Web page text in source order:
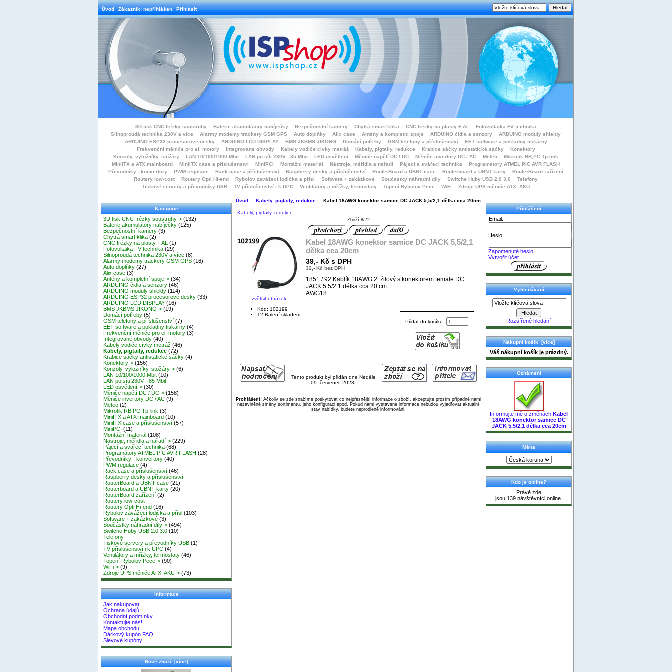
Úvod Zákazník: nepřihlášen Přihlásit
3D tisk CNC frézky soustruhy Baterie akumulátory nabíječky Bezpečnostní kamery Chytrá smart klika CNC frézky na plasty + AL
Fotovoltaika FV technika
Silnoproudá technika 230V a více
Alarmy modemy trackery GSM GPS Auto doplňky Alix case Antény a kompletní spoje ARDUINO čidla a senzory
ARDUINO moduly shieldy
ARDUINO ESP32 procesorové desky
ARDUINO LCD DISPLAY BMS JKBMS JIKONG Domácí potřeby GSM telefony a příslušenství
EET software a pokladny tiskárny
Frekvenční měniče pro el. motory
Integrované obvody Kabely vodiče cívky metráž Kabely, pigtaily, redukce Krabice sáčky antistatické sáčky
Konektory
Konzoly, výložníky, stožáry
LAN 10/100/1000 Mbit LAN po síti 230V - 85 Mbit LED osvětlení Měniče napětí DC / DC Měniče invertory DC / AC Meteo
Mikrotik RB,PC,Tp-link
MiniITX a ATX mainboard
MiniITX case a příslušenství MiniPCI Montážní materiál Nástroje, měřidla a nářadí Pájecí a svářecí technika
Programátory ATMEL PIC AVR FLASH
Převodníky - konvertory
PWM regulace Rack case a příslušenství Raspberry desky a příslušenství RouterBoard a UBNT case Routerboard a UBNT karty
RouterBoard zařízení
Routery low-cost
Routery Opti Hi-end Rybolov zavážecí lodička a přísl Software + zakázkové Součástky náhradní díly Switche Huby USB 2.0 3.0
Telefony
Tiskové servery a převodníky USB
TV příslušenství i k UPC Ventilátory a mřížky, termostaty Topení Rybolov Pece WiFi Zdroje UPS měniče ATX, AKU
Kategorie
3D tisk CNC frézky soustruhy-> (132)
Baterie akumulátory nabíječky (125)
Bezpečnostní kamery (3)
Chytrá smart klika (2)
CNC frézky na plasty + AL
(1)
Fotovoltaika FV technika (29)
Silnoproudá technika 230V a více (8)
Alarmy modemy trackery GSM GPS (16)
Auto doplňky (27)
Alix case (3)
Antény a kompletní spoje-> (34)
ARDUINO čidla a senzory (46)
ARDUINO moduly shieldy (114)
ARDUINO ESP32 procesorové desky (33)
ARDUINO LCD DISPLAY (16)
BMS JKBMS JIKONG-> (19)
Domácí potřeby (5)
GSM telefony a příslušenství (7)
EET software a pokladny tiskárny (4)
Frekvenční měniče pro el. motory (3)
Integrované obvody (40)
Kabely vodiče cívky metráž (46)
Kabely, pigtaily, redukce (72)
Krabice sáčky antistatické sáčky (4)
Konektory-> (156)
Konzoly, výložníky, stožáry-> (6)
LAN 10/100/1000 Mbit (10)
LAN po síti 230V - 85 Mbit
LED osvětlení-> (30)
Měniče napětí DC / DC-> (158)
Měniče invertory DC / AC (9)
Meteo (2)
Mikrotik RB,PC,Tp-link (3)
MiniITX a ATX mainboard (10)
MiniITX case a příslušenství (57)
MiniPCI (11)
Montážní materiál (108)
Nástroje, měřidla a nářadí-> (229)
Pájecí a svářecí technika (68)
Programátory ATMEL PIC AVR FLASH (28)
Převodníky - konvertory (40)
PWM regulace (4)
Rack case a příslušenství (46)
Raspberry desky a příslušenství
RouterBoard a UBNT case (21)
Routerboard a UBNT karty (20)
RouterBoard zařízení (2)
Routery low-cost
Routery Opti Hi-end (16)
Rybolov zavážecí lodička a přísl (103)
Software + zakázkové (3)
Součástky náhradní díly-> (494)
Switche Huby USB 2.0 3.0 (10)
Telefony
Tiskové servery a převodníky USB (1)
TV příslušenství i k UPC (4)
Ventilátory a mřížky, termostaty (46)
Topení Rybolov Pece-> (90)
WiFi-> (9)
Zdroje UPS měniče ATX, AKU-> (73)
Informace
Jak nakupovat
Ochrana údajů
Obchodní podmínky
Kontaktujte nás!
Mapa obchodu
Dárkový kupón FAQ
Slevové kupóny
Nové zboží [více]
Úvod:: Kabely, pigtaily, redukce:: Kabel 18AWG konektor samice DC JACK 5,5/2,1 dělka cca 20cm
Kabely, pigtaily, redukce
Zboží 8/72
zvětšit obrázek
Kabel 18AWG konektor samice DC JACK 5,5/2,1
dělka cca 20cm
39,- Kč s DPH
32,- Kč bez DPH
1851 / 92 Kablík 18AWG 2. žilový s konektorem female DC
JACK 5.5/2.1 délka cca 20 cm
AWG18
Přidat do košíku:
Kód: 102199
12 Balení skladem
Tento produkt byl přidán dne Neděle
09. červenec 2023.
Prohlášení:Ačkoliv se zde snažíme poskytovat co nejpřesnější informace o zboží, akceptujte prosím případné námi
nezaviněné změny sortimentu, jeho konfiguraci apod. Pokud námi vystavené informace nebudou vyjadřovat aktuální
stav nabídky, budete neprodleně informováni.
Přihlášení
Email:
Heslo:
Zapomenuté heslo
Vytvořit účet
Vyhledávaní
Rozšířené hledání
Nákupní košík [více]
Váš nákupní košík je prázdný.
Oznámení
Informujte mě o změnách Kabel
18AWG konektor samice DC
JACK 5,5/2,1 dělka cca 20cm
Měna
Kdo je online?
Právě zde
jsou 139 návštěvníci online.